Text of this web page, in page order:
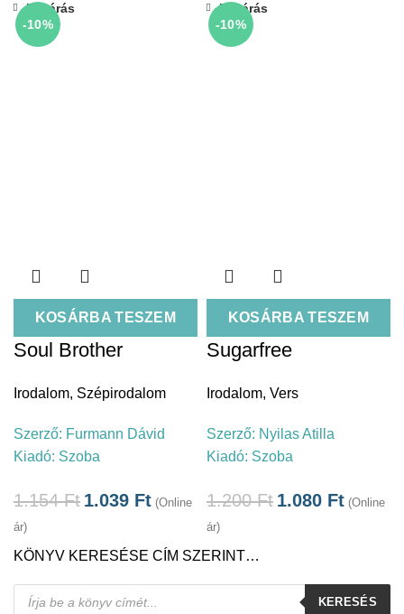
KÖNYV KERESÉSE CÍM SZERINT…
Products
search
KERESÉS
-10%
KOSÁRBA TESZEM
Bezárás
Soul Brother
Irodalom, Szépirodalom
Szerző: Furmann Dávid
Kiadó: Szoba
1.154Ft 1.039 Ft (Online
ár)
-10%
KOSÁRBA TESZEM
Bezárás
Sugarfree
Irodalom, Vers
Szerző: Nyilas Atilla
Kiadó: Szoba
1.200Ft 1.080 Ft (Online
ár)